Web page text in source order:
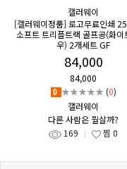
캘러웨이
[캘러웨이정품] 로고무료인쇄
소프트 트리플트랙 골프공(화
우) 2개세트 GF
84,000
84,000
0 ★★★★★ (0)
캘러웨이
다른 사람은 뭘살까?
169
찜 0